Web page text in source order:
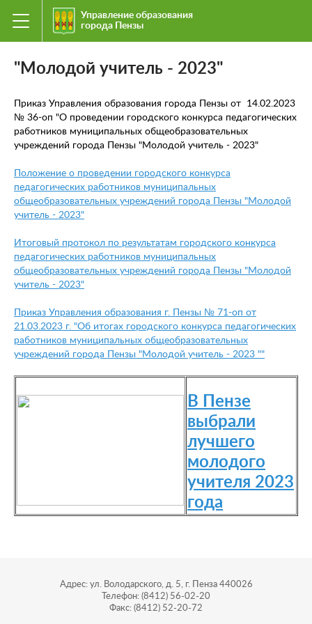
Управление образования
города Пензы
"Молодой учитель - 2023"
Приказ Управления образования города Пензы от 14.02.2023
№ 36-оп "О проведении городского конкурса педагогических
работников муниципальных общеобразовательных
учреждений города Пензы "Молодой учитель - 2023"
Положение о проведении городского конкурса
педагогических работников муниципальных
общеобразовательных учреждений города Пензы "Молодой
учитель - 2023"
Итоговый протокол по результатам городского конкурса
педагогических работников муниципальных
общеобразовательных учреждений города Пензы "Молодой
учитель - 2023"
Приказ Управления образования г. Пензы № 71-оп от
21.03.2023 г. "Об итогах городского конкурса педагогических
работников муниципальных общеобразовательных
учреждений города Пензы "Молодой учитель - 2023 ""
В Пензе
выбрали
лучшего
молодого
учителя 2023
года
Адрес: ул. Володарского, д. 5, г. Пенза 440026
Телефон: (8412) 56-02-20
Факс: (8412) 52-20-72